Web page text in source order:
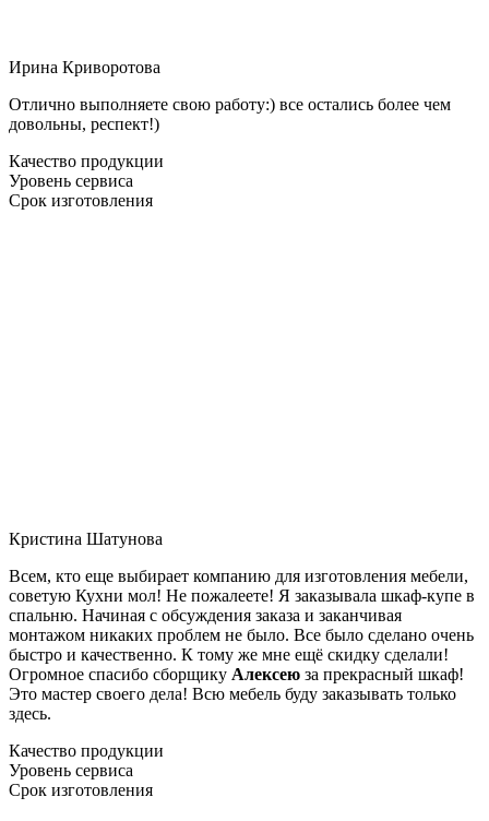
Ирина Криворотова
Отлично выполняете свою работу:) все остались более чем
довольны, респект!)
Качество продукции
Уровень сервиса
Срок изготовления
Кристина Шатунова
Всем, кто еще выбирает компанию для изготовления мебели,
советую Кухни мол! Не пожалеете! Я заказывала шкаф-купе в
спальню. Начиная с обсуждения заказа и заканчивая
монтажом никаких проблем не было. Все было сделано очень
быстро и качественно. К тому же мне ещё скидку сделали!
Огромное спасибо сборщику Алексею за прекрасный шкаф!
Это мастер своего дела! Всю мебель буду заказывать только
здесь.
Качество продукции
Уровень сервиса
Срок изготовления